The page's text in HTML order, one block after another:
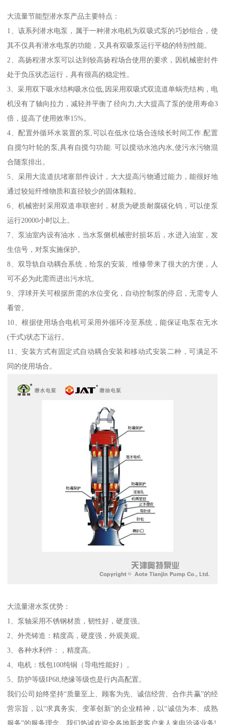
大流量节能型潜水泵产品主要特点：
1、该系列潜水电泵，属于一种潜水电机为双吸式泵的巧妙组合，使
其不仅具有潜水电泵的功能，又具有双吸泵运行平稳的特别性能。
2、高扬程潜水泵可以达到较高扬程场合使用的要求，因机械密封件
处于负压状态运行，具有很高的稳定性。
3、采用双下吸水结构吸水位低,因采用双吸式双流道单蜗壳结构，电
机没有了轴向拉力，减轻并平衡了径向力,大大提高了泵的使用寿命3
倍，提高了使用效率15%。
4、配置外循环水装置的泵,可以在低水位场合连续长时间工作.配置
自搅匀叶轮的泵,具有自搅匀功能. 可以搅动水池内水,使污水污物混
合随泵排出。
5、采用大流道抗堵塞部件设计，大大提高污物通过能力，能很好地
通过较短纤维物质和直径较少的固体颗粒。
6、机械密封采用双道串联密封，材质为硬质耐腐碳化钨，可以使泵
运行20000小时以上。
7、泵油室内设有油水，当水泵侧机械密封损坏后，水进入油室，发
生信号，对泵实施保护。
8、双导轨自动耦合系统，给泵的安装、维修带来了很大的方便，人
可不必为此需而进出污水坑。
9、浮球开关可根据所需的水位变化，自动控制泵的停启，无需专人
看管。
10、根据使用场合电机可采用外循环冷至系统，能保证电泵在无水
(干式)状态下运行。
11、安装方式有固定式自动耦合安装和移动式安装二种，可满足不
同的使用场合。
大流量潜水泵优势：
1、泵轴采用不锈钢材质，韧性好，硬度强。
2、外壳铸造：精度高，硬度强，外观美观。
3、各种水利件：，精度高。
4、电机：线包100纯铜（导电性能好）。
5、防护等级IP68,绝缘等级也是行内高配置。
我们公司始终坚持“质量至上、顾客为先、诚信经营、合作共赢”的经
营宗旨，以“求真务实、变革创新”的企业精神，以“诚信为本、成熟
服务”的服务理念。我们热诚欢迎全各地新老客户来人来电洽谈业务!